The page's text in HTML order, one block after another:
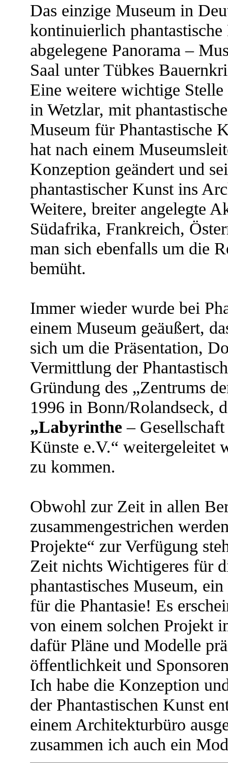
Das einzige Museum in
kontinuierlich
abgelegene Panorama –
Saal unter Tübkes
Eine weitere wichtige
in Wetzlar, mit
Museum für Phantastische
hat nach einem
Konzeption geändert und
phantastischer Kunst ins
Weitere, breiter angelegte
Südafrika, Frankreich,
man sich ebenfalls um die
bemüht.
Immer wieder wurde bei
einem Museum geäußert,
sich um die Präsentation,
Vermittlung der
Gründung des „Zentrums
1996 in Bonn/Rolandseck,
„Labyrinthe –
Künste e.V.“ weitergeleitet
zu kommen.
Obwohl zur Zeit in allen
zusammengestrichen
Projekte“ zur Verfügung
Zeit nichts Wichtigeres für
phantastisches Museum,
für die Phantasie! Es
von einem solchen Projekt
dafür Pläne und Modelle
öffentlichkeit und
Ich habe die Konzeption
der Phantastischen Kunst
einem Architekturbüro
zusammen ich auch ein